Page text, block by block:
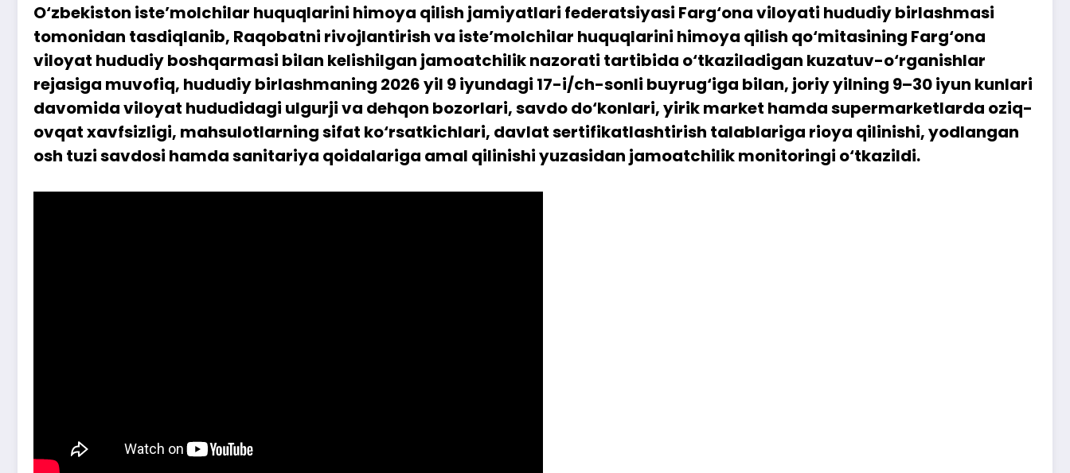
O‘zbekiston iste’molchilar huquqlarini himoya qilish jamiyatlari federatsiyasi Farg‘ona viloyati hududiy birlashmasi
tomonidan tasdiqlanib, Raqobatni rivojlantirish va iste’molchilar huquqlarini himoya qilish qo‘mitasining Farg‘ona
viloyat hududiy boshqarmasi bilan kelishilgan jamoatchilik nazorati tartibida o‘tkaziladigan kuzatuv-o‘rganishlar
rejasiga muvofiq, hududiy birlashmaning 2026 yil 9 iyundagi 17-i/ch-sonli buyrug‘iga bilan, joriy yilning 9–30 iyun kunlari
davomida viloyat hududidagi ulgurji va dehqon bozorlari, savdo do‘konlari, yirik market hamda supermarketlarda oziq-
ovqat xavfsizligi, mahsulotlarning sifat ko‘rsatkichlari, davlat sertifikatlashtirish talablariga rioya qilinishi, yodlangan
osh tuzi savdosi hamda sanitariya qoidalariga amal qilinishi yuzasidan jamoatchilik monitoringi o‘tkazildi.